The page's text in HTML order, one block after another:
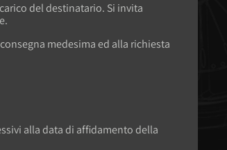
del destinatario. Si invita
medesima ed alla richiesta
alla data di affidamento della